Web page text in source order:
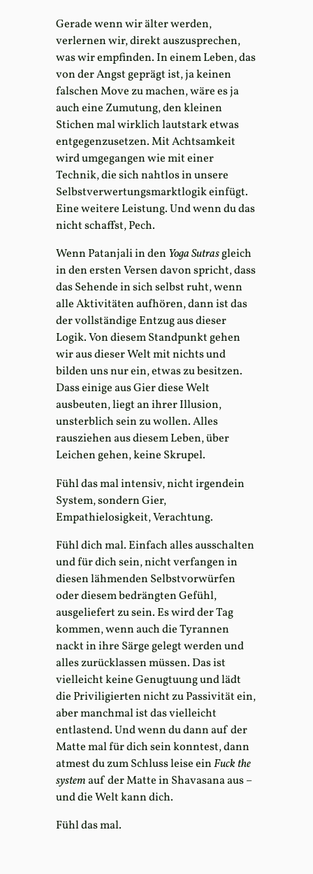
Gerade wenn wir älter werden,
verlernen wir, direkt auszusprechen,
was wir empfinden. In einem Leben, das
von der Angst geprägt ist, ja keinen
falschen Move zu machen, wäre es ja
auch eine Zumutung, den kleinen
Stichen mal wirklich lautstark etwas
entgegenzusetzen. Mit Achtsamkeit
wird umgegangen wie mit einer
Technik, die sich nahtlos in unsere
Selbstverwertungsmarktlogik einfügt.
Eine weitere Leistung. Und wenn du das
nicht schaffst, Pech.
Wenn Patanjali in den Yoga Sutrasgleich
in den ersten Versen davon spricht, dass
das Sehende in sich selbst ruht, wenn
alle Aktivitäten aufhören, dann ist das
der vollständige Entzug aus dieser
Logik. Von diesem Standpunkt gehen
wir aus dieser Welt mit nichts und
bilden uns nur ein, etwas zu besitzen.
Dass einige aus Gier diese Welt
ausbeuten, liegt an ihrer Illusion,
unsterblich sein zu wollen. Alles
rausziehen aus diesem Leben, über
Leichen gehen, keine Skrupel.
Fühl das mal intensiv, nicht irgendein
System, sondern Gier,
Empathielosigkeit, Verachtung.
Fühl dich mal. Einfach alles ausschalten
und für dich sein, nicht verfangen in
diesen lähmenden Selbstvorwürfen
oder diesem bedrängten Gefühl,
ausgeliefert zu sein. Es wird der Tag
kommen, wenn auch die Tyrannen
nackt in ihre Särge gelegt werden und
alles zurücklassen müssen. Das ist
vielleicht keine Genugtuung und lädt
die Priviligierten nicht zu Passivität ein,
aber manchmal ist das vielleicht
entlastend. Und wenn du dann auf der
Matte mal für dich sein konntest, dann
atmest du zum Schluss leise einFuck the
systemauf der Matte in Shavasana aus –
und die Welt kann dich.
Fühl das mal.